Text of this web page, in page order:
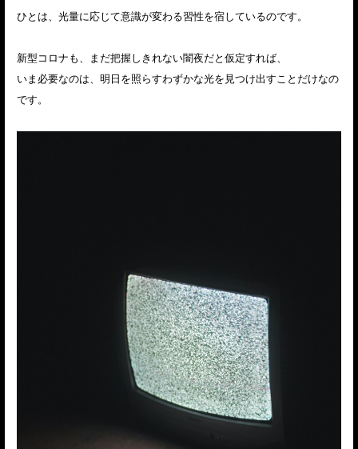
ひとは、光量に応じて意識が変わる習性を宿しているのです。
新型コロナも、まだ把握しきれない闇夜だと仮定すれば、
いま必要なのは、明日を照らすわずかな光を見つけ出すことだけなの
です。